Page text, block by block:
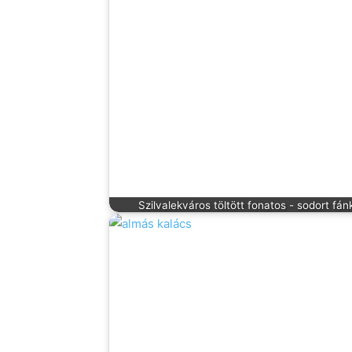
Szilvalekváros töltött fonatos - sodort